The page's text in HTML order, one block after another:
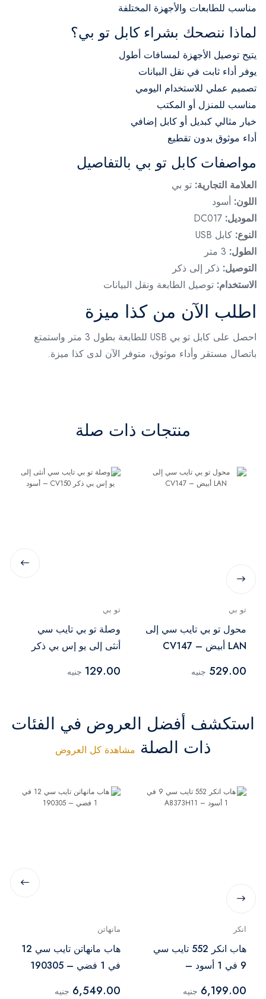
مناسب للطابعات والأجهزة المختلفة
لماذا ننصحك بشراء كابل تو بي؟
يتيح توصيل الأجهزة لمسافات أطول
يوفر أداء ثابت في نقل البيانات
تصميم عملي للاستخدام اليومي
مناسب للمنزل أو المكتب
خيار مثالي كبديل أو كابل إضافي
أداء موثوق بدون تقطيع
مواصفات كابل تو بي بالتفاصيل
العلامة التجارية: تو بي
اللون: أسود
الموديل:
النوع: كابل USB
الطول:
التوصيل: ذكر إلى ذكر
الاستخدام: توصيل الطابعة ونقل البيانات
اطلب الآن من كذا ميزة
احصل على كابل تو بي USB للطابعة بطول 3 متر واستمتع
باتصال مستقر وأداء موثوق، متوفر الآن لدى كذا ميزة.
منتجات ذات صلة
تو بي
محول تو بي تايب سي إلى
LAN أبيض – CV147
529.00 جنيه
تو بي
وصلة تو بي تايب سي
أنثى إلى يو إس بي ذكر
129.00 جنيه
استكشف أفضل العروض في الفئات
ذات الصلة مشاهدة كل العروض
انكر
هاب انكر 552 تايب سي
9 في 1 أسود –
6,199.00 جنيه
مانهاتن
هاب مانهاتن تايب سي 12
في 1 فضي – 190305
6,549.00 جنيه